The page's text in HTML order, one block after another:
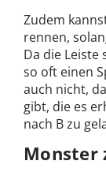
Zudem
rennen,
Da die Leiste
so oft einen
auch nicht,
gibt, die es
nach B zu
Monster